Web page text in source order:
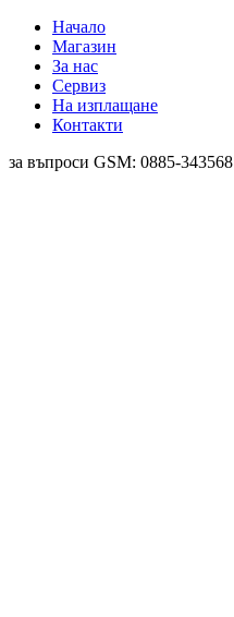
Начало
Магазин
За нас
Сервиз
На изплащане
Контакти
за въпроси GSM: 0885-343568